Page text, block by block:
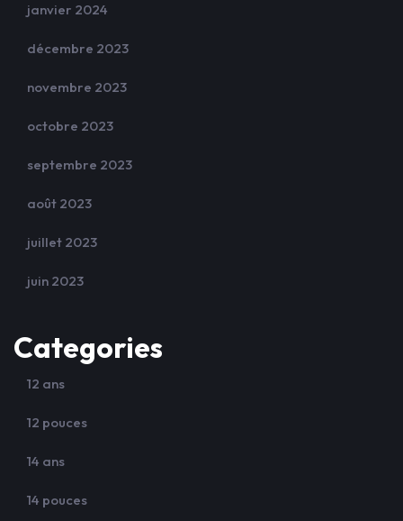
janvier 2024
décembre 2023
novembre 2023
octobre 2023
septembre 2023
août 2023
juillet 2023
juin 2023
Categories
12 ans
12 pouces
14 ans
14 pouces